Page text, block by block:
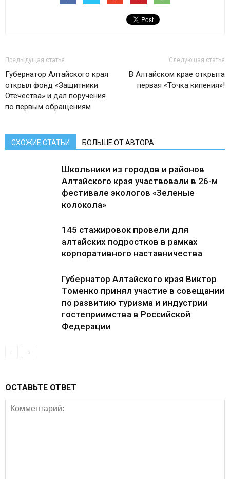
Предыдущая статья
Губернатор Алтайского края
открыл фонд «Защитники
Отечества» и дал поручения
по первым обращениям
Следующая статья
В Алтайском крае открыта
первая «Точка кипения»!
СХОЖИЕ СТАТЬИ БОЛЬШЕ ОТ АВТОРА
Школьники из городов и районов
Алтайского края участвовали в 26-м
фестивале экологов «Зеленые
колокола»
145 стажировок провели для
алтайских подростков в рамках
корпоративного наставничества
Губернатор Алтайского края Виктор
Томенко принял участие в совещании
по развитию туризма и индустрии
гостеприимства в Российской
Федерации
ОСТАВЬТЕ ОТВЕТ